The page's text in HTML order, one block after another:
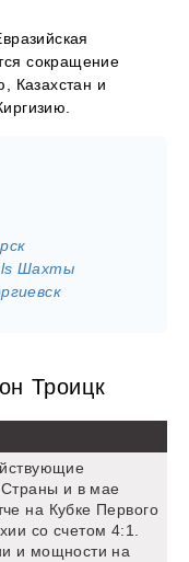
сокращение
Казахстан и
Шахты
Троицк
Страны и в мае
на Кубке Первого
со счетом 4:1.
и мощности на